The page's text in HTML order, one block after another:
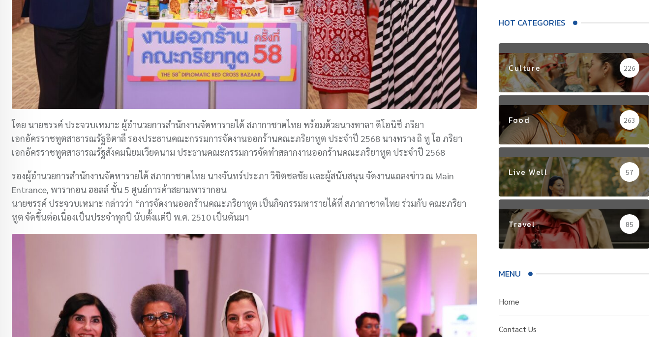
โดย นายขรรค์ ประจวบเหมาะ ผู้อำนวยการสำนักงานจัดหารายได้ สภากาชาดไทย พร้อมด้วยนางทาลา ดิโอนิชี ภริยา
เอกอัครราชทูตสาธารณรัฐอิตาลี รองประธานคณะกรรมการจัดงานออกร้านคณะภริยาทูต ประจำปี 2568 นางทราง ถิ ทู โฮ ภริยา
เอกอัครราชทูตสาธารณรัฐสังคมนิยมเวียดนาม ประธานคณะกรรมการจัดทำสลากงานออกร้านคณะภริยาทูต ประจำปี 2568
รองผู้อำนวยการสำนักงานจัดหารายได้ สภากาชาดไทย นางจันทร์ประภา วิชิตชลชัย และผู้สนับสนุน จัดงานแถลงข่าว ณ Main
Entrance, พารากอน ฮอลล์ ชั้น 5 ศูนย์การค้าสยามพารากอน
นายขรรค์ ประจวบเหมาะ กล่าวว่า “การจัดงานออกร้านคณะภริยาทูต เป็นกิจกรรมหารายได้ที่ สภากาชาดไทย ร่วมกับ คณะภริยา
ทูต จัดขึ้นต่อเนื่องเป็นประจำทุกปี นับตั้งแต่ปี พ.ศ. 2510 เป็นต้นมา
HOT CATEGORIES
Culture 226
Food 263
Live Well 57
Travel 85
MENU
Home
Contact Us